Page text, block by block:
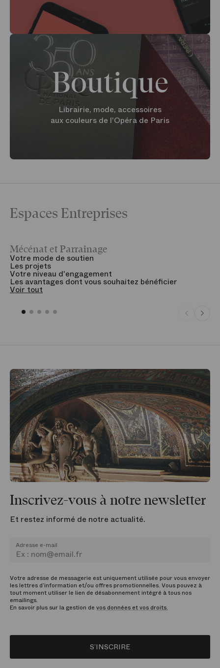
Boutique
Librairie, mode, accessoires
aux couleurs de l'Opéra de Paris
Espaces Entreprises
Mécénat et Parrainage
Votre mode de soutien
Les projets
Votre niveau d'engagement
Les avantages dont vous souhaitez bénéficier
Voir tout
Inscrivez-vous à notre newsletter
Et restez informé de notre actualité.
Adresse e-mail
Votre adresse de messagerie est uniquement utilisée pour vous envoyer
les lettres d’information et/ou offres promotionnelles. Vous pouvez à
tout moment utiliser le lien de désabonnement intégré à tous nos
emailings.
En savoir plus sur la gestion de vos données et vos droits.
S’INSCRIRE